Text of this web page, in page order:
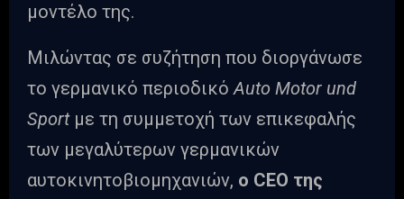
μοντέλο της.
Μιλώντας σε συζήτηση που διοργάνωσε
το γερμανικό περιοδικόAuto Motor und
Sport με τη συμμετοχή των επικεφαλής
των μεγαλύτερων γερμανικών
αυτοκινητοβιομηχανιών, ο CEO της